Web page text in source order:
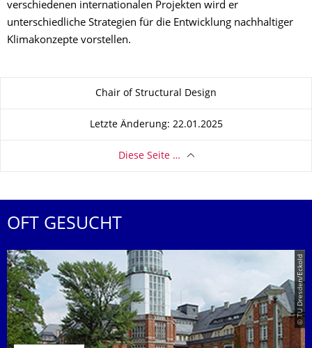
verschiedenen internationalen Projekten wird er
unterschiedliche Strategien für die Entwicklung nachhaltiger
Klimakonzepte vorstellen.
Zu dieser SeiteChair of Structural Design
Letzte Änderung: 22.01.2025
Diese Seite …
OFT GESUCHT
© TU Dresden/Eckold